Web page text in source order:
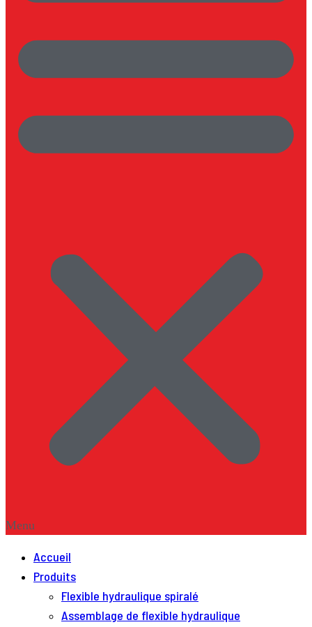
Menu
Accueil
Produits
Flexible hydraulique spiralé
Assemblage de flexible hydraulique